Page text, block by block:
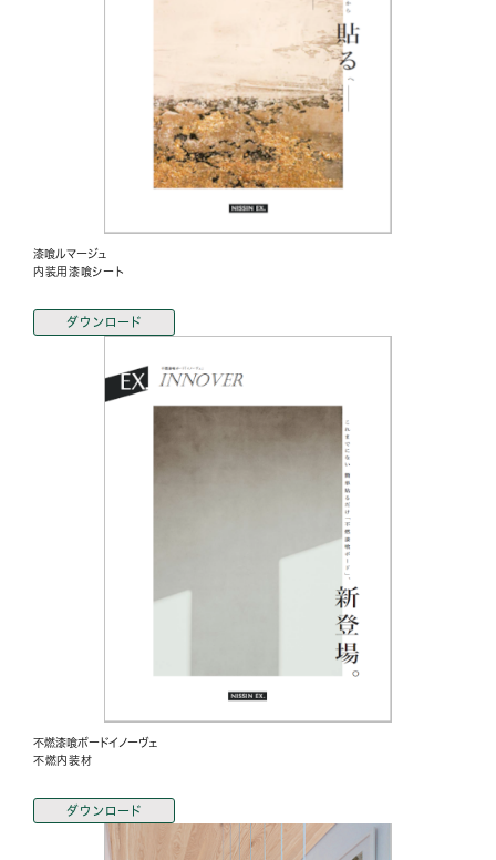
漆喰ルマージュ
内装用漆喰シート
ダウンロード
不燃漆喰ボードイノーヴェ
不燃内装材
ダウンロード